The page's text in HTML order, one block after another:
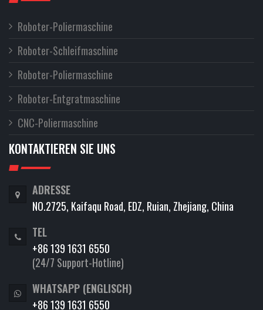
Roboter-Poliermaschine
Roboter-Schleifmaschine
Roboter-Poliermaschine
Roboter-Entgratmaschine
CNC-Poliermaschine
KONTAKTIEREN SIE UNS
ADRESSE
NO.2725, Kaifaqu Road, EDZ, Ruian, Zhejiang, China
TEL
+86 139 1631 6550
(24/7 Support-Hotline)
WHATSAPP (ENGLISCH)
+86 139 1631 6550